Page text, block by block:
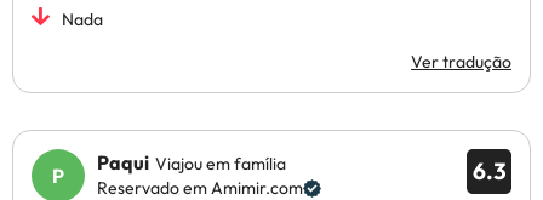
Nada
Ver tradução
6.3
Paqui Viajou em família
Reservado em Amimir.com